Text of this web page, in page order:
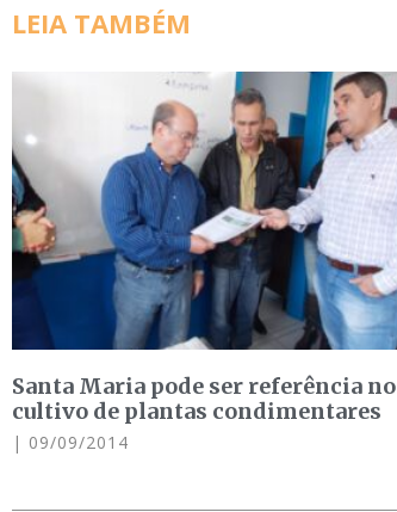
LEIA TAMBÉM
Santa Maria pode ser referência no
cultivo de plantas condimentares
09/09/2014